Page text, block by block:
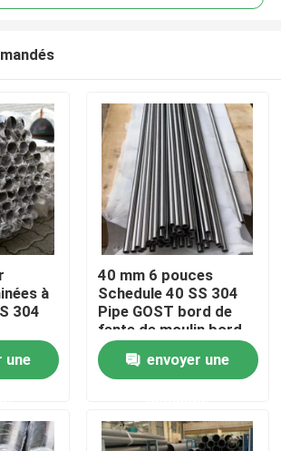
à
304
une
40 mm 6 pouces
Schedule 40 SS 304
Pipe GOST bord de
fente de moulin bord
poli décoratif
envoyer une